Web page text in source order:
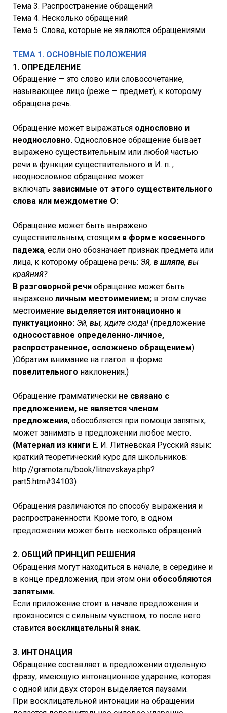
Тема 3. Распространение обращений
Тема 4. Несколько обращений
Тема 5. Слова, которые не являются обращениями
ТЕМА 1. ОСНОВНЫЕ ПОЛОЖЕНИЯ
1. ОПРЕДЕЛЕНИЕ
Обращение — это слово или словосочетание,
называющее лицо (реже — предмет), к которому
обращена речь.
Обращение может выражаться однословно и
неоднословно. Однословное обращение бывает
выражено существительным или любой частью
речи в функции существительного в И. п. ,
неоднословное обращение может
включать зависимые от этого существительного
слова или междометие О:
Обращение может быть выражено
существительным, стоящим в форме косвенного
падежа, если оно обозначает признак предмета или
лица, к которому обращена речь: Эй, в шляпе, вы
крайний?
В разговорной речи обращение может быть
выражено личным местоимением; в этом случае
местоимение выделяется интонационно и
пунктуационно: Эй, вы, идите сюда! (предложение
односоставное определенно-личное,
распространенное, осложнено обращением).
)Обратим внимание на глагол в форме
повелительного наклонения.)
Обращение грамматически не связано с
предложением, не является членом
предложения, обособляется при помощи запятых,
может занимать в предложении любое место.
(Материал из книги Е. И. Литневская Русский язык:
краткий теоретический курс для школьников:
http://gramota.ru/book/litnevskaya.php?
part5.htm#34103)
Обращения различаются по способу выражения и
распространённости. Кроме того, в одном
предложении может быть несколько обращений.
2. ОБЩИЙ ПРИНЦИП РЕШЕНИЯ
Обращения могут находиться в начале, в середине и
в конце предложения, при этом они обособляются
запятыми.
Если приложение стоит в начале предложения и
произносится с сильным чувством, то после него
ставится восклицательный знак.
3. ИНТОНАЦИЯ
Обращение составляет в предложении отдельную
фразу, имеющую интонационное ударение, которая
с одной или двух сторон выделяется паузами.
При восклицательной интонации на обращении